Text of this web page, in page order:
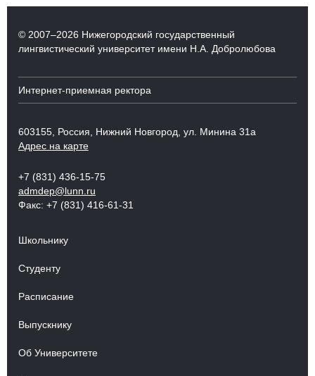
© 2007–2026 Нижегородский государственный
лингвистический университет имени Н.А. Добролюбова
Интернет-приемная ректора
603155, Россия, Нижний Новгород, ул. Минина 31а
Адрес на карте
+7 (831) 436-15-75
admdep@lunn.ru
Факс: +7 (831) 416-61-31
Школьнику
Студенту
Расписание
Выпускнику
Об Университете